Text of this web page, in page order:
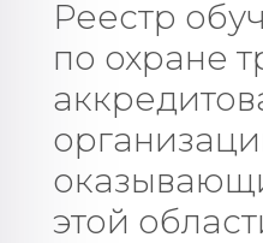
Реестр
по охране
этой